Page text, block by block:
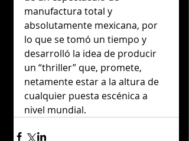
manufactura total y
absolutamente mexicana, por
lo que se tomó un tiempo y
desarrolló la idea de producir
un “thriller” que, promete,
netamente estar a la altura de
cualquier puesta escénica a
nivel mundial.